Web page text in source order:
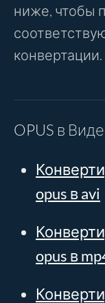
Другие
ниже, чтобы
конвертации.
OPUS в
opus в avi
opus в